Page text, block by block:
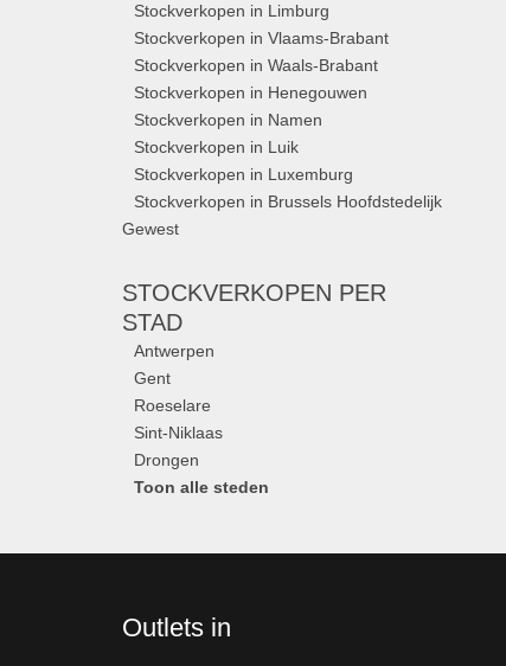
Stockverkopen in Limburg
Stockverkopen in Vlaams-Brabant
Stockverkopen in Waals-Brabant
Stockverkopen in Henegouwen
Stockverkopen in Namen
Stockverkopen in Luik
Stockverkopen in Luxemburg
Stockverkopen in Brussels Hoofdstedelijk
Gewest
STOCKVERKOPEN PER
STAD
Antwerpen
Gent
Roeselare
Sint-Niklaas
Drongen
Toon alle steden
Outlets in